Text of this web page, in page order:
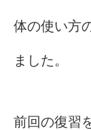
体の使い方
ました。
前回の復習